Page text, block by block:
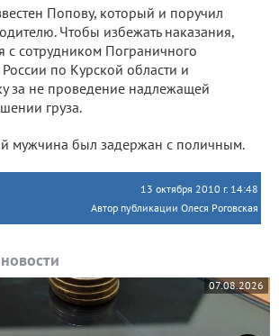
Попову, который и поручил
Чтобы избежать наказания,
с сотрудником Пограничного
по Курской области и
за не проведение надлежащей
груза.
мужчина был задержан с поличным.
13 октября 2010 г. 14:48
Автор публикации Олеся Роговская
07.08.2026